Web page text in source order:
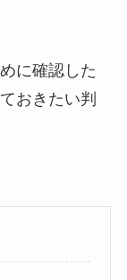
に確認した
おきたい判